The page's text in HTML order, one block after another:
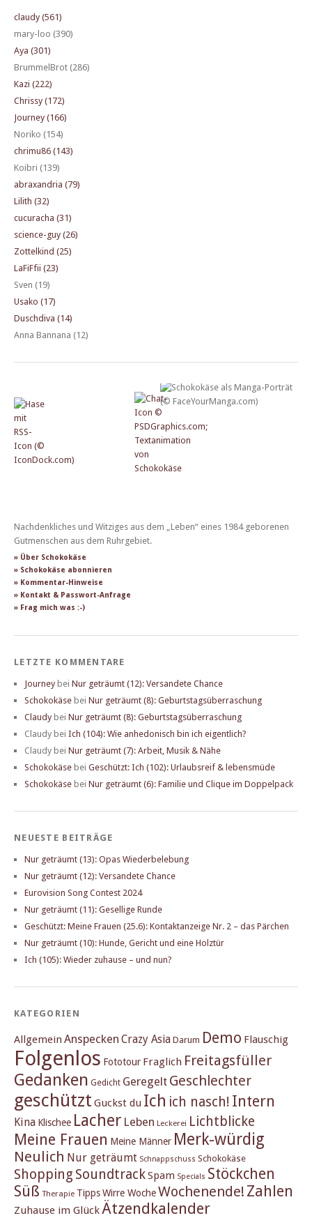
claudy (561)
mary-loo (390)
Aya (301)
BrummelBrot (286)
Kazi (222)
Chrissy (172)
Journey (166)
Noriko (154)
chrimu86 (143)
Koibri (139)
abraxandria (79)
Lilith (32)
cucuracha (31)
science-guy (26)
Zottelkind (25)
LaFiFfii (23)
Sven (19)
Usako (17)
Duschdiva (14)
Anna Bannana (12)
Nachdenkliches und Witziges aus dem „Leben“ eines 1984 geborenen
Gutmenschen aus dem Ruhrgebiet.
» Über Schokokäse
» Schokokäse abonnieren
» Kommentar-Hinweise
» Kontakt & Passwort-Anfrage
» Frag mich was :-)
LETZTE KOMMENTARE
Journey bei Nur geträumt (12): Versandete Chance
Schokokäse bei Nur geträumt (8): Geburtstagsüberraschung
Claudy bei Nur geträumt (8): Geburtstagsüberraschung
Claudy bei Ich (104): Wie anhedonisch bin ich eigentlich?
Claudy bei Nur geträumt (7): Arbeit, Musik & Nähe
Schokokäse bei Geschützt: Ich (102): Urlaubsreif & lebensmüde
Schokokäse bei Nur geträumt (6): Familie und Clique im Doppelpack
NEUESTE BEITRÄGE
Nur geträumt (13): Opas Wiederbelebung
Nur geträumt (12): Versandete Chance
Eurovision Song Contest 2024
Nur geträumt (11): Gesellige Runde
Geschützt: Meine Frauen (25.6): Kontaktanzeige Nr. 2 – das Pärchen
Nur geträumt (10): Hunde, Gericht und eine Holztür
Ich (105): Wieder zuhause – und nun?
KATEGORIEN
Allgemein Anspecken Crazy Asia Darum Demo Flauschig
Folgenlos Fototour Fraglich Freitagsfüller
Gedanken Gedicht Geregelt Geschlechter
geschützt Guckst du Ich ich nasch! Intern
Kina Klischee Lacher Leben Leckerei Lichtblicke
Meine Frauen Meine Männer Merk-würdig
Neulich Nur geträumt Schnappschuss Schokokäse
Shopping SoundtrackSpam Specials Stöckchen
Süß Therapie TippsWirre WocheWochenende! Zahlen
Zuhause im Glück Ätzendkalender